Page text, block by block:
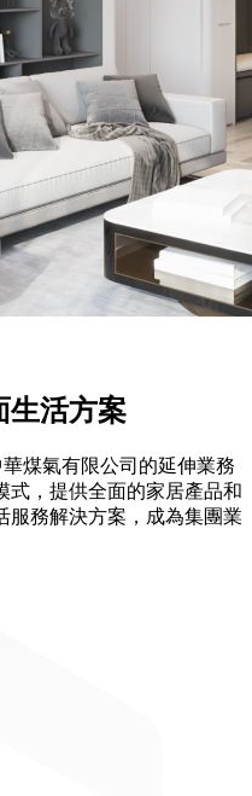
生活方案
煤氣有限公司的延伸業務
式，提供全面的家居產品和
服務解決方案，成為集團業